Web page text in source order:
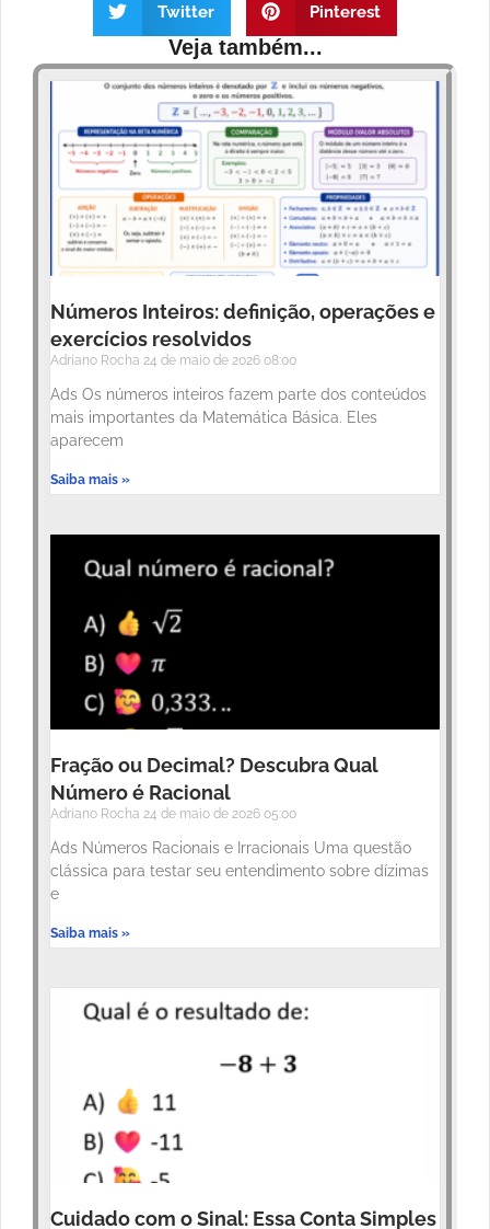
Twitter Pinterest
Veja também...
Números Inteiros: definição, operações e
exercícios resolvidos
Adriano Rocha 24 de maio de 2026 08:00
Ads Os números inteiros fazem parte dos conteúdos
mais importantes da Matemática Básica. Eles
aparecem
Saiba mais »
Fração ou Decimal? Descubra Qual
Número é Racional
Adriano Rocha 24 de maio de 2026 05:00
Ads Números Racionais e Irracionais Uma questão
clássica para testar seu entendimento sobre dízimas
e
Saiba mais »
Cuidado com o Sinal: Essa Conta Simples